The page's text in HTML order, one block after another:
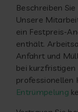
Beschreiben
Unsere
ein Festpreis-
enthält.
Anfahrt und
bei
professionellen
Entrümpelung